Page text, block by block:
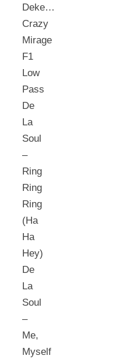
Deke…
Crazy
Mirage
F1
Low
Pass
De
La
Soul
–
Ring
Ring
Ring
(Ha
Ha
Hey)
De
La
Soul
–
Me,
Myself